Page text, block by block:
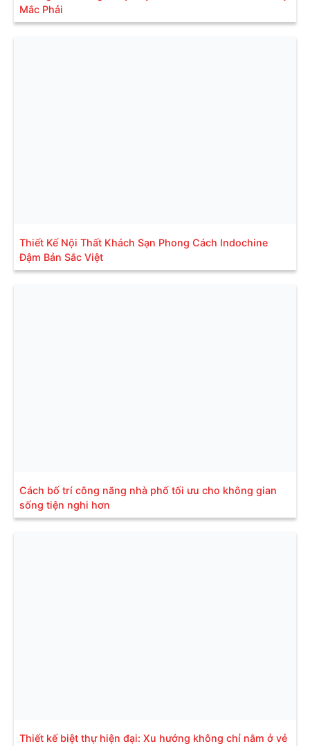
Mắc Phải
Thiết Kế Nội Thất Khách Sạn Phong Cách Indochine
Đậm Bản Sắc Việt
Cách bố trí công năng nhà phố tối ưu cho không gian
sống tiện nghi hơn
Thiết kế biệt thự hiện đại: Xu hướng không chỉ nằm ở vẻ